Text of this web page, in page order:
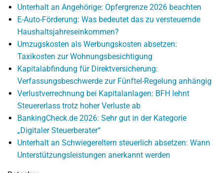
Unterhalt an Angehörige: Opfergrenze 2026 beachten
E-Auto-Förderung: Was bedeutet das zu versteuernde
Haushaltsjahreseinkommen?
Umzugskosten als Werbungskosten absetzen:
Taxikosten zur Wohnungsbesichtigung
Kapitalabfindung für Direktversicherung:
Verfassungsbeschwerde zur Fünftel-Regelung anhängig
Verlustverrechnung bei Kapitalanlagen: BFH lehnt
Steuererlass trotz hoher Verluste ab
BankingCheck.de 2026: Sehr gut in der Kategorie
„Digitaler Steuerberater“
Unterhalt an Schwiegereltern steuerlich absetzen: Wann
Unterstützungsleistungen anerkannt werden